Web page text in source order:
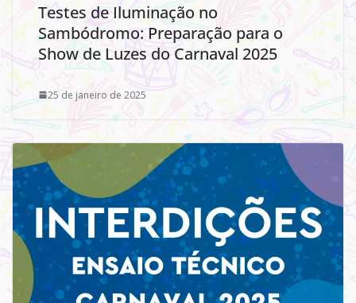
Testes de Iluminação no
Sambódromo: Preparação para o
Show de Luzes do Carnaval 2025
25 de janeiro de 2025